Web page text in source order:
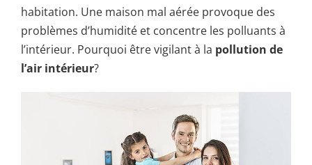
habitation. Une maison mal aérée provoque des
problèmes d’humidité et concentre les polluants à
l’intérieur. Pourquoi être vigilant à la pollution de
l’air intérieur?